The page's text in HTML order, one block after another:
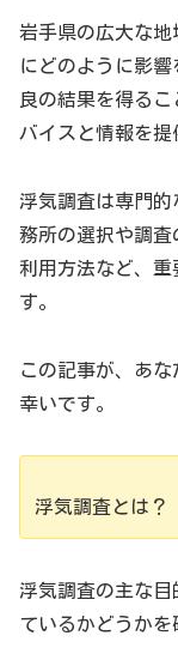
岩手県の広大な
にどのように影
良の結果を得る
バイスと情報を提
浮気調査は専門
務所の選択や調
利用方法など、
す。
この記事が、あ
幸いです。
浮気調査とは？
浮気調査の主な
ているかどうかを